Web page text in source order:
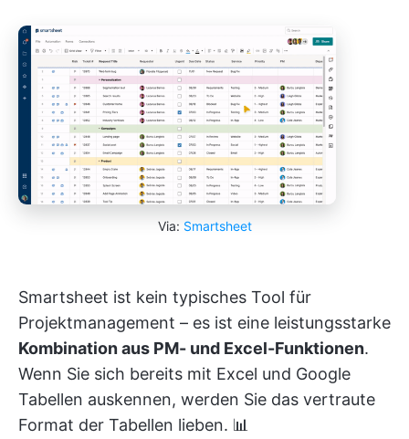
Via: Smartsheet
Smartsheet ist kein typisches Tool für
Projektmanagement – es ist eine leistungsstarke
Kombination aus PM- und Excel-Funktionen.
Wenn Sie sich bereits mit Excel und Google
Tabellen auskennen, werden Sie das vertraute
Format der Tabellen lieben. 📊